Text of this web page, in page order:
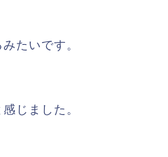
たいです。
じました。